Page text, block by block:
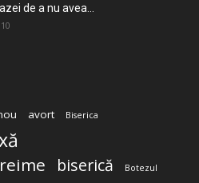
de a nu avea...
avort Biserica
biserică Botezul